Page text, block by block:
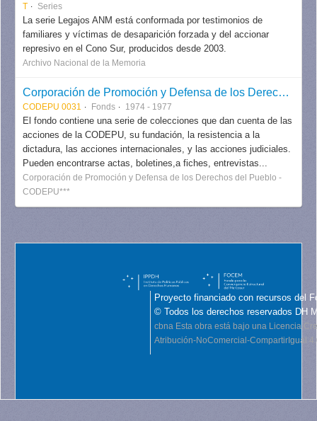
T Series
La serie Legajos ANM está conformada por testimonios de
familiares y víctimas de desaparición forzada y del accionar
represivo en el Cono Sur, producidos desde 2003.
Archivo Nacional de la Memoria
Corporación de Promoción y Defensa de los Derechos del Pueblo CODEPU
CODEPU 0031 Fonds 1974 - 1977
El fondo contiene una serie de colecciones que dan cuenta de las
acciones de la CODEPU, su fundación, la resistencia a la
dictadura, las acciones internacionales, y las acciones judiciales.
Pueden encontrarse actas, boletines,a fiches, entrevistas...
Corporación de Promoción y Defensa de los Derechos del Pueblo -
CODEPU***
Proyecto financiado con recursos del
© Todos los derechos reservados DH
cbna Esta obra está bajo una Licencia
Atribución-NoComercial-CompartirIgual